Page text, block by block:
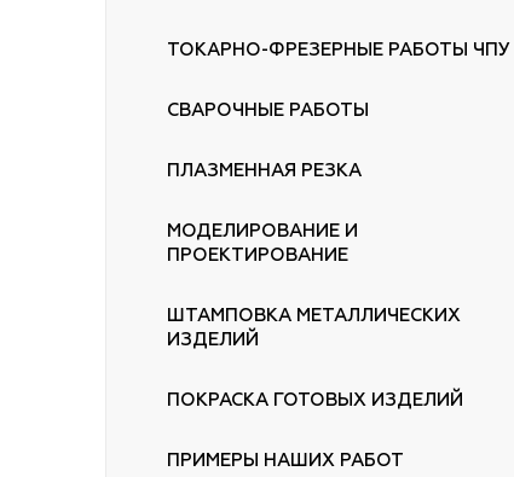
ТОКАРНО-ФРЕЗЕРНЫЕ РАБОТЫ ЧПУ
СВАРОЧНЫЕ РАБОТЫ
ПЛАЗМЕННАЯ РЕЗКА
МОДЕЛИРОВАНИЕ И
ПРОЕКТИРОВАНИЕ
ШТАМПОВКА МЕТАЛЛИЧЕСКИХ
ИЗДЕЛИЙ
ПОКРАСКА ГОТОВЫХ ИЗДЕЛИЙ
ПРИМЕРЫ НАШИХ РАБОТ